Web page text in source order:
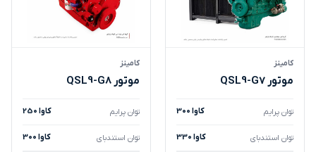
کامینز
موتور QSL9-G7
توان پرایم 300 کاوا
توان استندبای 330 کاوا
کامینز
موتور QSL9-G8
توان پرایم 250 کاوا
توان استندبای 300 کاوا